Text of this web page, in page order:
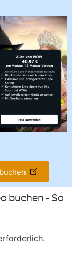
buchen - So